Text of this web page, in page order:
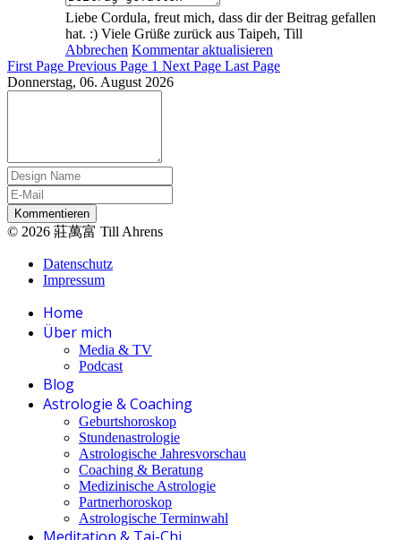
Liebe Cordula, freut mich, dass dir der Beitrag gefallen
hat. :) Viele Grüße zurück aus Taipeh, Till
Abbrechen Kommentar aktualisieren
First Page Previous Page 1 Next Page Last Page
Donnerstag, 06. August 2026
Kommentieren
© 2026 莊萬富 Till Ahrens
Datenschutz
Impressum
Home
Über mich
Media & TV
Podcast
Blog
Astrologie & Coaching
Geburtshoroskop
Stundenastrologie
Astrologische Jahresvorschau
Coaching & Beratung
Medizinische Astrologie
Partnerhoroskop
Astrologische Terminwahl